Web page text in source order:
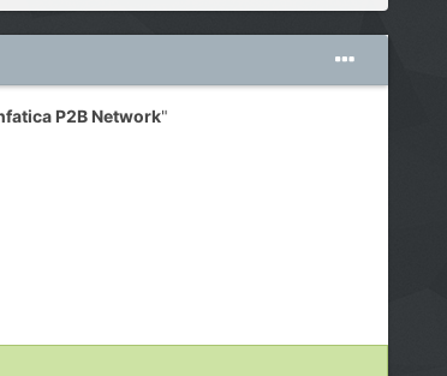
P2B Network"